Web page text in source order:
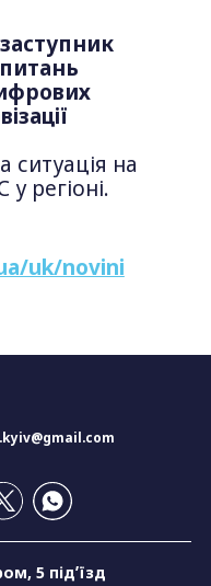
ситуація на
регіоні.
uk/novini
5 підʼїзд